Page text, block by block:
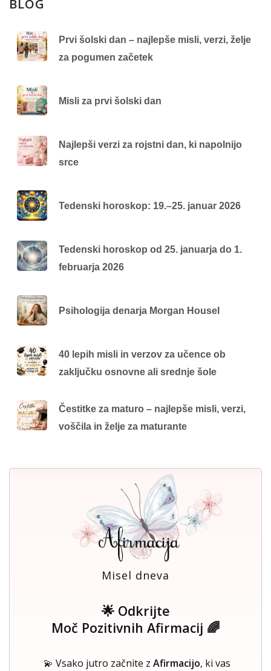
BLOG
Prvi šolski dan – najlepše misli, verzi, želje
za pogumen začetek
Misli za prvi šolski dan
Najlepši verzi za rojstni dan, ki napolnijo
srce
Tedenski horoskop: 19.–25. januar 2026
Tedenski horoskop od 25. januarja do 1.
februarja 2026
Psihologija denarja Morgan Housel
40 lepih misli in verzov za učence ob
zaključku osnovne ali srednje šole
Čestitke za maturo – najlepše misli, verzi,
voščila in želje za maturante
Misel dneva
🌟 Odkrijte
Moč Pozitivnih Afirmacij 🌈
💫 Vsako jutro začnite z Afirmacijo, ki vas